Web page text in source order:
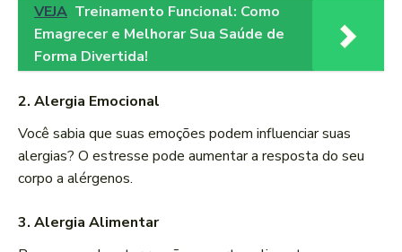
VEJA Treinamento Funcional: Como
Emagrecer e Melhorar Sua Saúde de
Forma Divertida!
2. Alergia Emocional
Você sabia que suas emoções podem influenciar suas
alergias? O estresse pode aumentar a resposta do seu
corpo a alérgenos.
3. Alergia Alimentar